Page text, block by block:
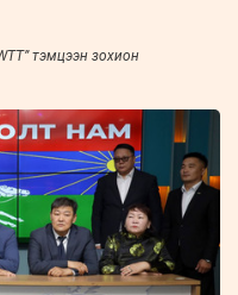
тэмцээн зохион